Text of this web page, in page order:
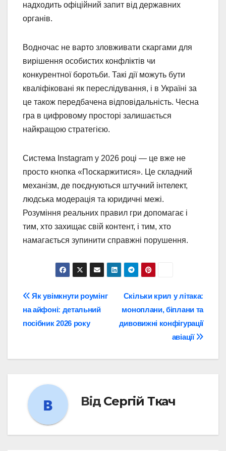
надходить офіційний запит від державних
органів.
Водночас не варто зловживати скаргами для
вирішення особистих конфліктів чи
конкурентної боротьби. Такі дії можуть бути
кваліфіковані як переслідування, і в Україні за
це також передбачена відповідальність. Чесна
гра в цифровому просторі залишається
найкращою стратегією.
Система Instagram у 2026 році — це вже не
просто кнопка «Поскаржитися». Це складний
механізм, де поєднуються штучний інтелект,
людська модерація та юридичні межі.
Розуміння реальних правил гри допомагає і
тим, хто захищає свій контент, і тим, хто
намагається зупинити справжні порушення.
Навігація
записів
Скільки крил у літака:
моноплани, біплани та
дивовижні конфігурації
авіації
Як увімкнути роумінг
на айфоні: детальний
посібник 2026 року
Від Сергій Ткач